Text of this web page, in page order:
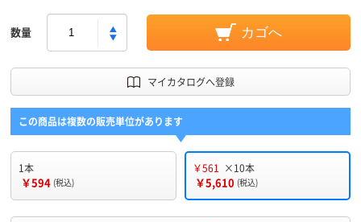
数量 カゴへ
マイカタログへ登録
この商品は複数の販売単位があります
1本
￥594 (税込)
￥561 ×10本
￥5,610 (税込)